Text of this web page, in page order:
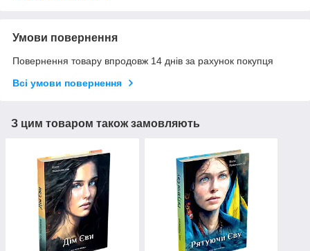
Умови повернення
Повернення товару впродовж 14 днів за рахунок покупця
Всі умови повернення
З цим товаром також замовляють